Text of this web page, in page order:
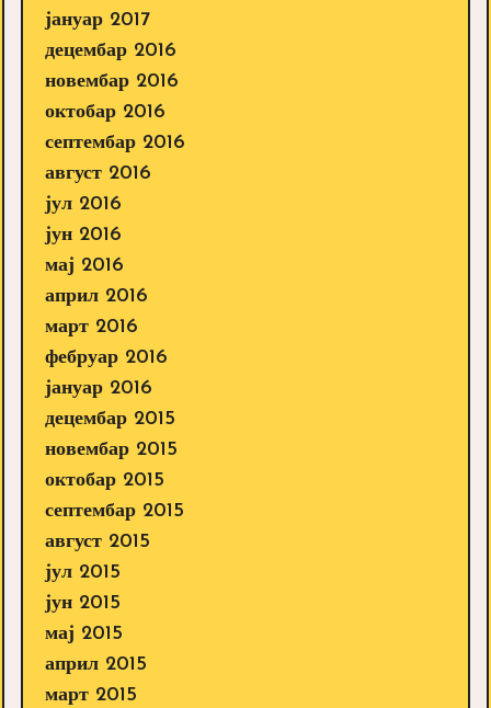
јануар 2017
децембар 2016
новембар 2016
октобар 2016
септембар 2016
август 2016
јул 2016
јун 2016
мај 2016
април 2016
март 2016
фебруар 2016
јануар 2016
децембар 2015
новембар 2015
октобар 2015
септембар 2015
август 2015
јул 2015
јун 2015
мај 2015
април 2015
март 2015